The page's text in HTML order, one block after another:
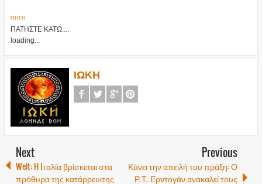
ΠΗΓΗ
ΠΑΤΗΣΤΕ ΚΑΤΩ....
loading...
ΙΩΚΗ
Next
Welt: H Iταλία βρίσκεται στα
πρόθυρα της κατάρρευσης
Previous
Κάνει την απειλή του πράξη: Ο
Ρ.Τ. Ερντογάν ανακαλεί τους